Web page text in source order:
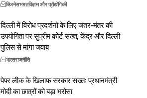
बिजनेसभारतविज्ञान और प्रौद्योगिकी
दिल्ली में विरोध प्रदर्शनों के लिए जंतर-मंतर की
उपयोगिता पर सुप्रीम कोर्ट सख्त, केंद्र और दिल्ली
पुलिस से मांगा जवाब
भारतराजनीति
पेपर लीक के खिलाफ सरकार सख्त: प्रधानमंत्री
मोदी का छात्रों को बड़ा भरोसा